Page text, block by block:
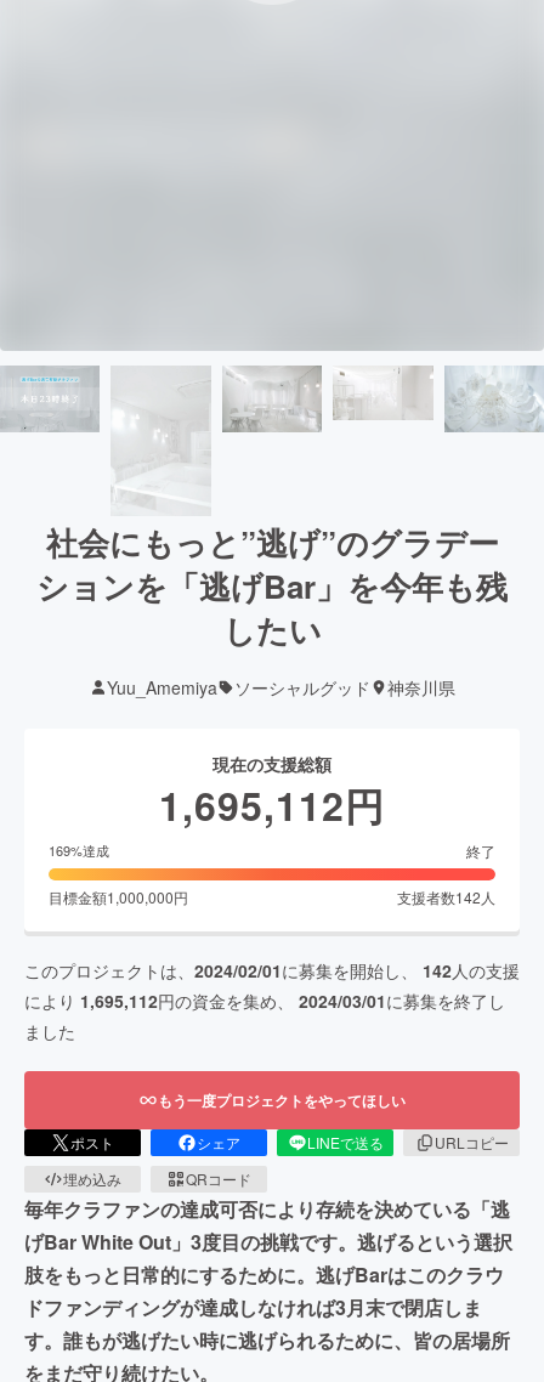
社会にもっと”逃げ”のグラデー
ションを「逃げBar」を今年も残
したい
Yuu_Amemiya ソーシャルグッド 神奈川県
現在の支援総額
1,695,112円
169%達成 終了
目標金額1,000,000円 支援者数142 人
このプロジェクトは、 2024/02/01に募集を開始し、 142人の支援
により 1,695,112円の資金を集め、 2024/03/01に募集を終了し
ました
もう一度プロジェクトをやってほしい
ポスト シェア LINEで送る
URLコピー
埋め込み
QRコード
毎年クラファンの達成可否により存続を決めている「逃
げBar White Out」3度目の挑戦です。逃げるという選択
肢をもっと日常的にするために。逃げBarはこのクラウ
ドファンディングが達成しなければ3月末で閉店しま
す。誰もが逃げたい時に逃げられるために、皆の居場所
をまだ守り続けたい。